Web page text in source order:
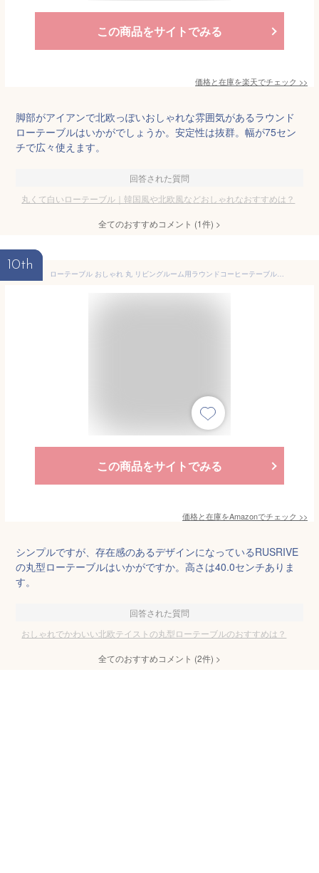
この商品をサイトでみる
価格と在庫を楽天でチェック >>
脚部がアイアンで北欧っぽいおしゃれな雰囲気があるラウンド
ローテーブルはいかがでしょうか。安定性は抜群。幅が75セン
チで広々使えます。
回答された質問
丸くて白いローテーブル｜韓国風や北欧風などおしゃれなおすすめは？
全てのおすすめコメント (1件) >
10th
ローテーブル おしゃれ 丸 リビングルーム用ラウンドコーヒーテーブル、厚みのある木製の脚を備えたモダンでミニマリストなサイドテーブル、頑丈で組み立てが簡単 ネストテーブル 伸縮 机 センターテーブル 省スペース 一人暮らし 部屋 適用 コンパクト収納 シンプル (Size : 50*50*40cm) (ホワイト)
この商品をサイトでみる
価格と在庫をAmazonでチェック >>
シンプルですが、存在感のあるデザインになっているRUSRIVE
の丸型ローテーブルはいかがですか。高さは40.0センチありま
す。
回答された質問
おしゃれでかわいい北欧テイストの丸型ローテーブルのおすすめは？
全てのおすすめコメント (2件) >